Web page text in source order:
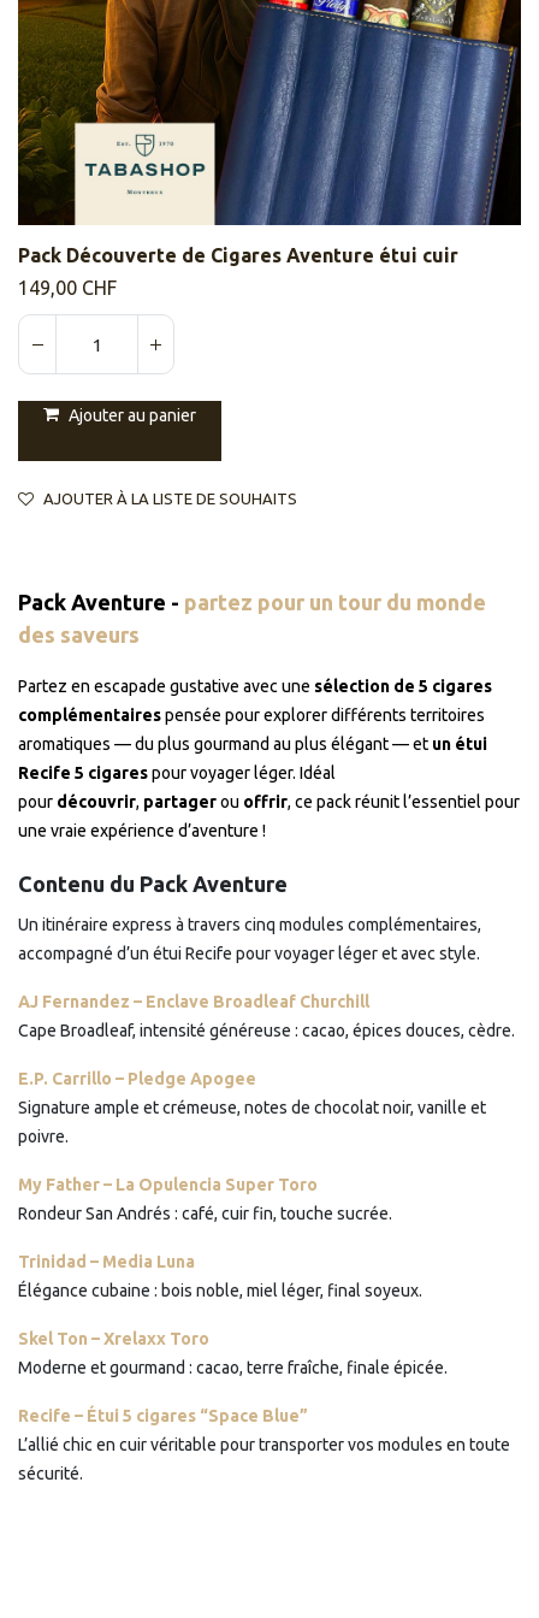
Pack Découverte de Cigares Aventure étui cuir
149,00 CHF
Ajouter au panier
AJOUTER À LA LISTE DE SOUHAITS
Pack Aventure - partez pour un tour du monde
des saveurs
Partez en escapade gustative avec une sélection de 5 cigares
complémentairespensée pour explorer différents territoires
aromatiques — du plus gourmand au plus élégant — et un étui
Recife 5 cigarespour voyager léger. Idéal
pour découvrir, partagerou offrir, ce pack réunit l’essentiel pour
une vraie expérience d’aventure !
Contenu du Pack Aventure
Un itinéraire express à travers cinq modules complémentaires,
accompagné d’un étui Recife pour voyager léger et avec style.
AJ Fernandez – Enclave Broadleaf Churchill
Cape Broadleaf, intensité généreuse : cacao, épices douces, cèdre.
E.P. Carrillo – Pledge Apogee
Signature ample et crémeuse, notes de chocolat noir, vanille et
poivre.
My Father – La Opulencia Super Toro
Rondeur San Andrés : café, cuir fin, touche sucrée.
Trinidad – Media Luna
Élégance cubaine : bois noble, miel léger, final soyeux.
Skel Ton – Xrelaxx Toro
Moderne et gourmand : cacao, terre fraîche, finale épicée.
Recife – Étui 5 cigares “Space Blue”
L’allié chic en cuir véritable pour transporter vos modules en toute
sécurité.